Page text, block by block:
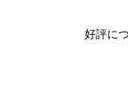
好評に